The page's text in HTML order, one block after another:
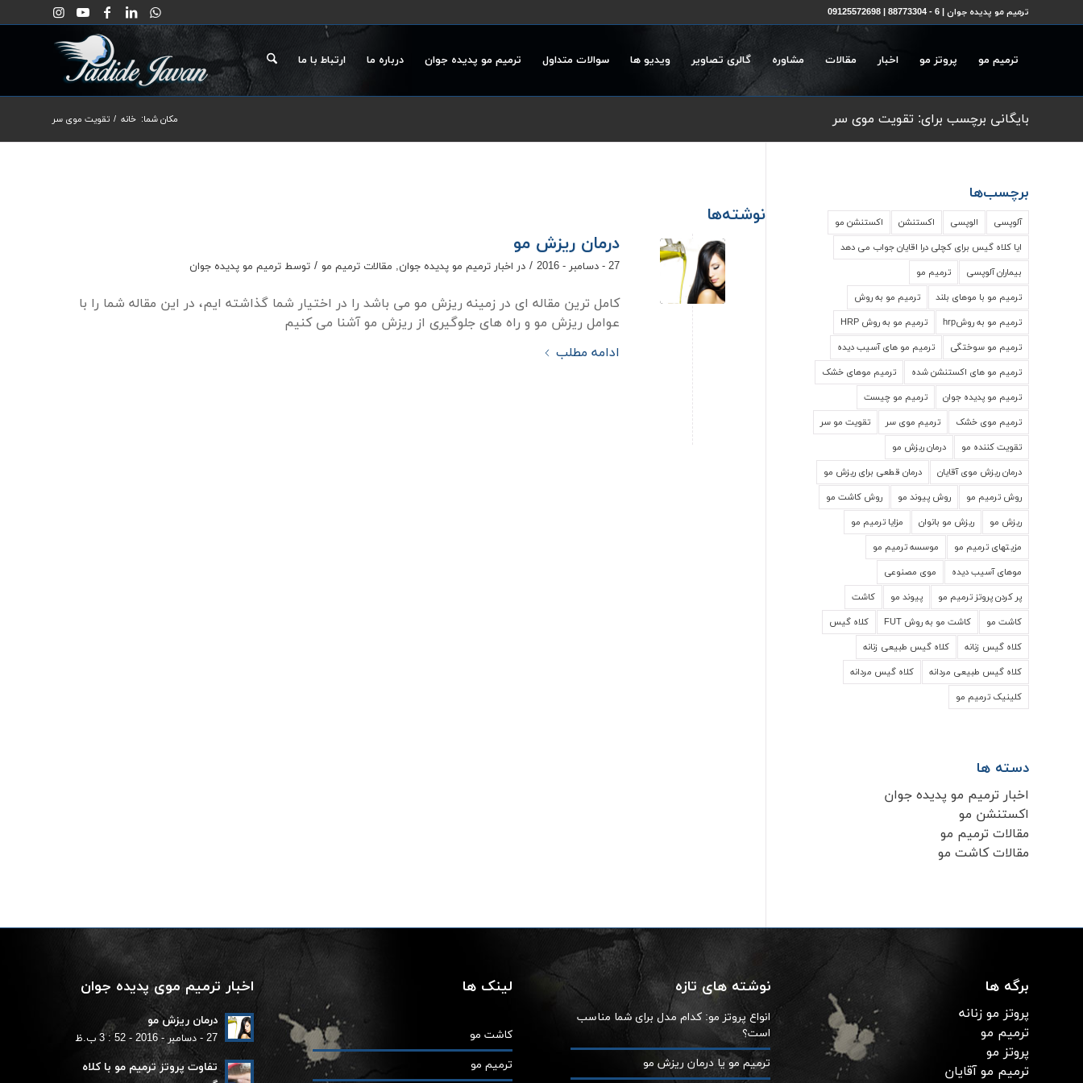
ترمیم مو پدیده جوان | 6 - 88773304 | 09125572698
ترمیم مو پروتز مو اخبار مقالات مشاوره گالری تصاویر ویدیو ها سوالات متداول ترمیم مو پدیده جوان درباره ما ارتباط با ما
بایگانی برچسب برای: تقویت موی سر مکان شما: خانه / تقویت موی سر
نوشته‌ها
درمان ریزش مو
27 - دسامبر - 2016 / در اخبار ترمیم مو پدیده جوان, مقالات ترمیم مو / توسط ترمیم مو پدیده جوان
کامل ترین مقاله ای در زمینه ریزش مو می باشد را در اختیار شما گذاشته ایم، در این مقاله شما را با
عوامل ریزش مو و راه های جلوگیری از ریزش مو آشنا می کنیم
ادامه مطلب
برچسب‌ها
آلوپسی الوپسی اکستنشن
اکستنشن مو
ایا کلاه گیس برای کچلی درا اقایان جواب می دهد
بیماران آلوپسی
ترمیم مو
ترمیم مو با موهای بلند
ترمیم مو به روش
ترمیم مو به روشhrp
ترمیم مو به روش HRP
ترمیم مو سوختگی
ترمیم مو های آسیب دیده
ترمیم مو های اکستنشن شده
ترمیم موهای خشک
ترمیم مو پدیده جوان
ترمیم مو چیست
ترمیم موی خشک
ترمیم موی سر
تقویت مو سر
تقویت کننده مو
درمان ریزش مو
درمان ریزش موی آقایان
درمان قطعی برای ریزش مو
روش ترمیم مو
روش پیوند مو
روش کاشت مو
ریزش مو
ریزش مو بانوان
مزایا ترمیم مو
مزیتهای ترمیم مو
موسسه ترمیم مو
موهای آسیب دیده
موی مصنوعی
پر کردن پروتز ترمیم مو
پیوند مو
کاشت
کاشت مو
کاشت مو به روش FUT
کلاه گیس
کلاه گیس زنانه
کلاه گیس طبیعی زنانه
کلاه گیس طبیعی مردانه
کلاه گیس مردانه
کلینیک ترمیم مو
دسته ها
اخبار ترمیم مو پدیده جوان
اکستنشن مو
مقالات ترمیم مو
مقالات کاشت مو
برگه ها
پروتز مو زنانه
ترمیم مو
پروتز مو
ترمیم مو آقایان
نوشته های تازه
انواع پروتز مو: کدام مدل برای شما مناسب
است؟
ترمیم مو یا درمان ریزش مو
لینک ها
کاشت مو
ترمیم مو
اخبار ترمیم موی پدیده جوان
درمان ریزش مو
27 - دسامبر - 2016 - 52 : 3 ب.ظ
تفاوت پروتز ترمیم مو با کلاه